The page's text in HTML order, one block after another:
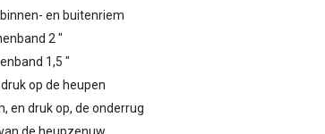
en buitenriem
2 "
1,5 "
op de heupen
en druk op, de onderrug